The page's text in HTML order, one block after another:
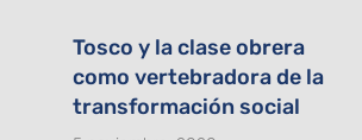
Tosco y la clase obrera
como vertebradora de la
transformación social